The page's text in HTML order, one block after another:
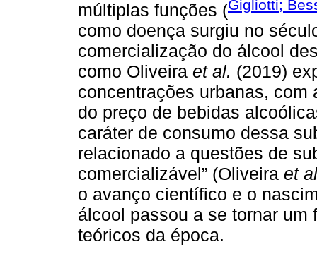
múltiplas funções (Gigliotti;
como doença surgiu no
comercialização do álcool
como Oliveira et al. (2019)
concentrações urbanas, com
do preço de bebidas
caráter de consumo dessa
relacionado a questões de
comercializável” (Oliveira et
o avanço científico e o
álcool passou a se tornar um
teóricos da época.